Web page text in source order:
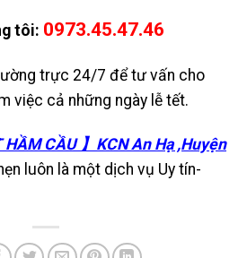
tôi: 0973.45.47.46
trực 24/7 để tư vấn cho
việc cả những ngày lễ tết.
HẦM CẦU 】KCN An Hạ ,Huyện
luôn là một dịch vụ Uy tín-